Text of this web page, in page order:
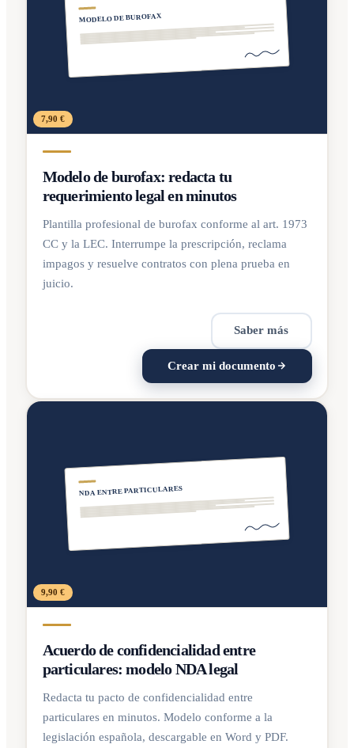
MODELO DE BUROFAX
7,90 €
Modelo de burofax: redacta tu
requerimiento legal en minutos
Plantilla profesional de burofax conforme al art. 1973
CC y la LEC. Interrumpe la prescripción, reclama
impagos y resuelve contratos con plena prueba en
juicio.
Saber más
Crear mi documento
NDA ENTRE PARTICULARES
9,90 €
Acuerdo de confidencialidad entre
particulares: modelo NDA legal
Redacta tu pacto de confidencialidad entre
particulares en minutos. Modelo conforme a la
legislación española, descargable en Word y PDF.